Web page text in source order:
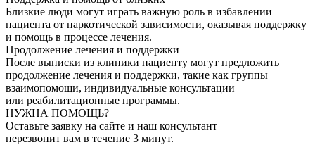
Близкие люди могут играть важную роль в избавлении
пациента от наркотической зависимости, оказывая поддержку
и помощь в процессе лечения.
Продолжение лечения и поддержки
После выписки из клиники пациенту могут предложить
продолжение лечения и поддержки, такие как группы
взаимопомощи, индивидуальные консультации
или реабилитационные программы.
НУЖНА ПОМОЩЬ?
Оставьте заявку на сайте и наш консультант
перезвонит вам в течение 3 минут.